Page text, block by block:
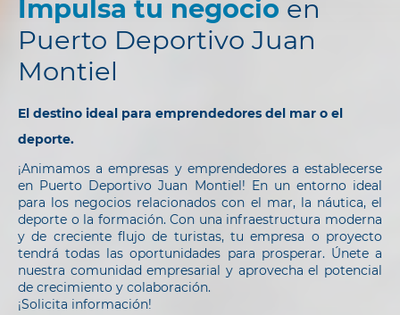
Impulsa tu negocio en
Puerto Deportivo Juan
Montiel
El destino ideal para emprendedores del mar o el
deporte.
¡Animamos a empresas y emprendedores a establecerse
en Puerto Deportivo Juan Montiel! En un entorno ideal
para los negocios relacionados con el mar, la náutica, el
deporte o la formación. Con una infraestructura moderna
y de creciente flujo de turistas, tu empresa o proyecto
tendrá todas las oportunidades para prosperar. Únete a
nuestra comunidad empresarial y aprovecha el potencial
de crecimiento y colaboración.
¡Solicita información!